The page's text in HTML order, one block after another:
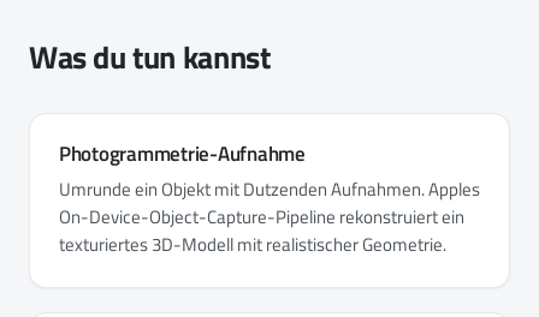
Was du tun kannst
Photogrammetrie-Aufnahme
Umrunde ein Objekt mit Dutzenden Aufnahmen. Apples
On-Device-Object-Capture-Pipeline rekonstruiert ein
texturiertes 3D-Modell mit realistischer Geometrie.